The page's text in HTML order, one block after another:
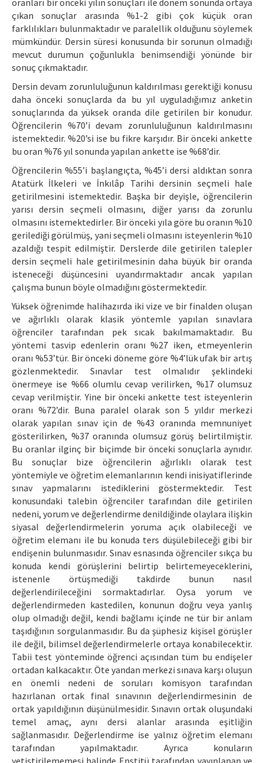
oranları bir önceki yılın sonuçları ile dönem sonunda ortaya
çıkan sonuçlar arasında %1-2 gibi çok küçük oran
farklılıkları bulunmaktadır ve paralellik olduğunu söylemek
mümkündür. Dersin süresi konusunda bir sorunun olmadığı
mevcut durumun çoğunlukla benimsendiği yönünde bir
sonuç çıkmaktadır.
Dersin devam zorunluluğunun kaldırılması gerektiği konusu
daha önceki sonuçlarda da bu yıl uyguladığımız anketin
sonuçlarında da yüksek oranda dile getirilen bir konudur.
Öğrencilerin %70’i devam zorunluluğunun kaldırılmasını
istemektedir. %20’si ise bu fikre karşıdır. Bir önceki ankette
bu oran %76 yıl sonunda yapılan ankette ise %68’dir.
Öğrencilerin %55’i başlangıçta, %45’i dersi aldıktan sonra
Atatürk İlkeleri ve İnkılâp Tarihi dersinin seçmeli hale
getirilmesini istemektedir. Başka bir deyişle, öğrencilerin
yarısı dersin seçmeli olmasını, diğer yarısı da zorunlu
olmasını istemektedirler. Bir önceki yıla göre bu oranın %10
gerilediği görülmüş, yani seçmeli olmasını isteyenlerin %10
azaldığı tespit edilmiştir. Derslerde dile getirilen talepler
dersin seçmeli hale getirilmesinin daha büyük bir oranda
isteneceği düşüncesini uyandırmaktadır ancak yapılan
çalışma bunun böyle olmadığını göstermektedir.
Yüksek öğrenimde halihazırda iki vize ve bir finalden oluşan
ve ağırlıklı olarak klasik yöntemle yapılan sınavlara
öğrenciler tarafından pek sıcak bakılmamaktadır. Bu
yöntemi tasvip edenlerin oranı %27 iken, etmeyenlerin
oranı %53’tür. Bir önceki döneme göre %4’lük ufak bir artış
gözlenmektedir. Sınavlar test olmalıdır şeklindeki
önermeye ise %66 olumlu cevap verilirken, %17 olumsuz
cevap verilmiştir. Yine bir önceki ankette test isteyenlerin
oranı %72’dir. Buna paralel olarak son 5 yıldır merkezi
olarak yapılan sınav için de %43 oranında memnuniyet
gösterilirken, %37 oranında olumsuz görüş belirtilmiştir.
Bu oranlar ilginç bir biçimde bir önceki sonuçlarla aynıdır.
Bu sonuçlar bize öğrencilerin ağırlıklı olarak test
yöntemiyle ve öğretim elemanlarının kendi inisiyatiflerinde
sınav yapmalarını istediklerini göstermektedir. Test
konusundaki talebin öğrenciler tarafından dile getirilen
nedeni, yorum ve değerlendirme denildiğinde olaylara ilişkin
siyasal değerlendirmelerin yoruma açık olabileceği ve
öğretim elemanı ile bu konuda ters düşülebileceği gibi bir
endişenin bulunmasıdır. Sınav esnasında öğrenciler sıkça bu
konuda kendi görüşlerini belirtip belirtemeyeceklerini,
istenenle örtüşmediği takdirde bunun nasıl
değerlendirileceğini sormaktadırlar. Oysa yorum ve
değerlendirmeden kastedilen, konunun doğru veya yanlış
olup olmadığı değil, kendi bağlamı içinde ne tür bir anlam
taşıdığının sorgulanmasıdır. Bu da şüphesiz kişisel görüşler
ile değil, bilimsel değerlendirmelerle ortaya konabilecektir.
Tabii test yönteminde öğrenci açısından tüm bu endişeler
ortadan kalkacaktır. Öte yandan merkezi sınava karşı oluşun
en önemli nedeni de soruları komisyon tarafından
hazırlanan ortak final sınavının değerlendirmesinin de
ortak yapıldığının düşünülmesidir. Sınavın ortak oluşundaki
temel amaç, aynı dersi alanlar arasında eşitliğin
sağlanmasıdır. Değerlendirme ise yalnız öğretim elemanı
tarafından yapılmaktadır. Ayrıca konuların